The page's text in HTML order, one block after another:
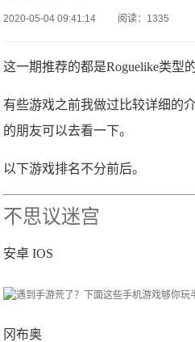
2020-05-04 09:41:14 阅读：1335
这一期推荐的都是Roguelike类型
有些游戏之前我做过比较详细的
的朋友可以去看一下。
以下游戏排名不分前后。
不思议迷宫
安卓 IOS
冈布奥